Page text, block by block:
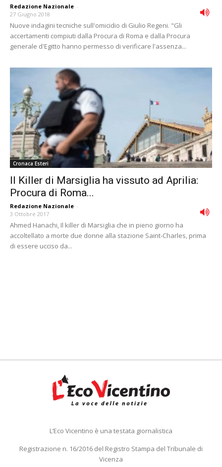
Redazione Nazionale -
27 Giugno 2018
Nuove indagini tecniche sull'omicidio di Giulio Regeni. "Gli
accertamenti compiuti dalla Procura di Roma e dalla Procura
generale d'Egitto hanno permesso di verificare l'assenza...
Cronaca Esteri
Il Killer di Marsiglia ha vissuto ad Aprilia:
Procura di Roma...
Redazione Nazionale -
3 Ottobre 2017
Ahmed Hanachi, Il killer di Marsiglia che in pieno giorno ha
accoltellato a morte due donne alla stazione Saint-Charles, prima
di essere ucciso da...
L’Eco Vicentino è una testata giornalistica
Registrazione n. 16/2016 del Registro Stampa del Tribunale di
Vicenza